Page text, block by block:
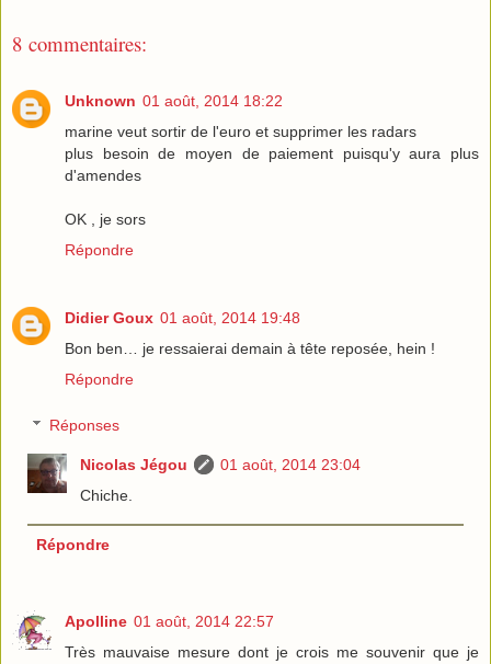
8 commentaires:
Unknown 01 août, 2014 18:22
marine veut sortir de l'euro et supprimer les radars
plus besoin de moyen de paiement puisqu'y aura plus
d'amendes
OK , je sors
Répondre
Didier Goux 01 août, 2014 19:48
Bon ben… je ressaierai demain à tête reposée, hein !
Répondre
Réponses
Nicolas Jégou
01 août, 2014 23:04
Chiche.
Répondre
Apolline 01 août, 2014 22:57
Très mauvaise mesure dont je crois me souvenir que je